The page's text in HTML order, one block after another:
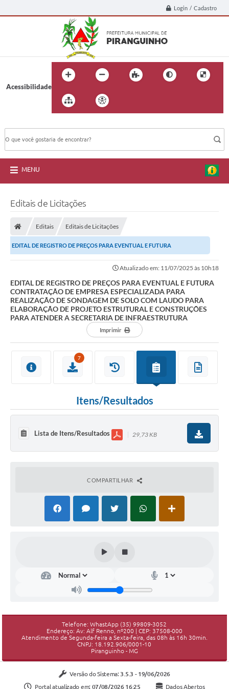
Login / Cadastro
Acessibilidade
MENU
Editais de Licitações
Editais Editais de Licitações
EDITAL DE REGISTRO DE PREÇOS PARA EVENTUAL E FUTURA
Atualizado em: 11/07/2025 às 10h18
EDITAL DE REGISTRO DE PREÇOS PARA EVENTUAL E FUTURA
CONTRATAÇÃO DE EMPRESA ESPECIALIZADA PARA
REALIZAÇÃO DE SONDAGEM DE SOLO COM LAUDO PARA
ELABORAÇÃO DE PROJETO ESTRUTURAL E CONSTRUÇÕES
PARA ATENDER A SECRETARIA DE INFRAESTRUTURA
Imprimir
7
Itens/Resultados
Lista de Itens/Resultados 29,73 KB
COMPARTILHAR
Telefone: WhastApp (35) 99809-3052
Endereço: Av: Alf Renno, nº200 | CEP: 37508-000
Atendimento de Segunda-feira a Sexta-feira, das 08h às 16h 30min.
CNPJ: 18.192.906/0001-10
Piranguinho - MG
Versão do Sistema: 3.5.3 - 19/06/2026
Portal atualizado em: 07/08/2026 16:25 Dados Abertos